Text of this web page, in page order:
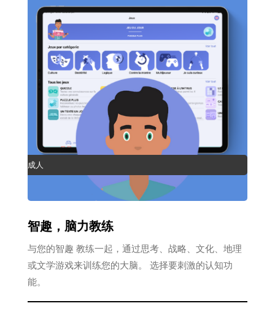
成人
智趣，脑力教练
与您的智趣 教练一起，通过思考、战略、文化、地理
或文学游戏来训练您的大脑。 选择要刺激的认知功
能。